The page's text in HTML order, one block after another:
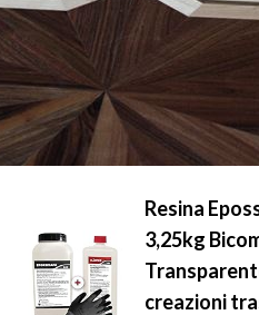
Resina
3,25kg
creazioni